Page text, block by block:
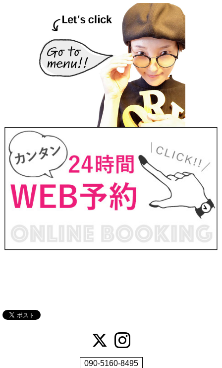
090-5160-8495